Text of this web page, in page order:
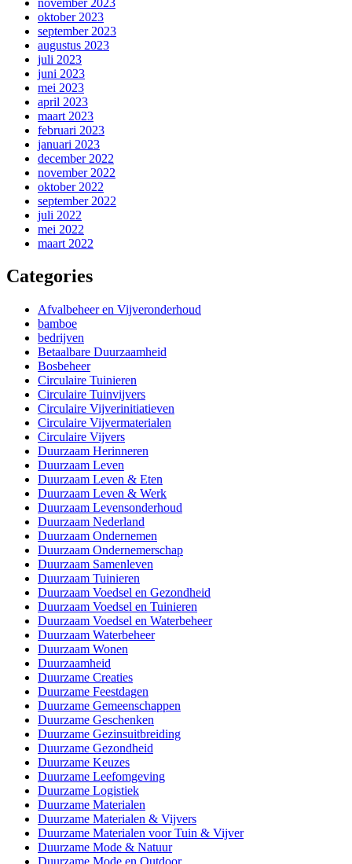
oktober 2023
september 2023
augustus 2023
juli 2023
juni 2023
mei 2023
april 2023
maart 2023
februari 2023
januari 2023
december 2022
november 2022
oktober 2022
september 2022
juli 2022
mei 2022
maart 2022
Categories
Afvalbeheer en Vijveronderhoud
bamboe
bedrijven
Betaalbare Duurzaamheid
Bosbeheer
Circulaire Tuinieren
Circulaire Tuinvijvers
Circulaire Vijverinitiatieven
Circulaire Vijvermaterialen
Circulaire Vijvers
Duurzaam Herinneren
Duurzaam Leven
Duurzaam Leven & Eten
Duurzaam Leven & Werk
Duurzaam Levensonderhoud
Duurzaam Nederland
Duurzaam Ondernemen
Duurzaam Ondernemerschap
Duurzaam Samenleven
Duurzaam Tuinieren
Duurzaam Voedsel en Gezondheid
Duurzaam Voedsel en Tuinieren
Duurzaam Voedsel en Waterbeheer
Duurzaam Waterbeheer
Duurzaam Wonen
Duurzaamheid
Duurzame Creaties
Duurzame Feestdagen
Duurzame Gemeenschappen
Duurzame Geschenken
Duurzame Gezinsuitbreiding
Duurzame Gezondheid
Duurzame Keuzes
Duurzame Leefomgeving
Duurzame Logistiek
Duurzame Materialen
Duurzame Materialen & Vijvers
Duurzame Materialen voor Tuin & Vijver
Duurzame Mode & Natuur